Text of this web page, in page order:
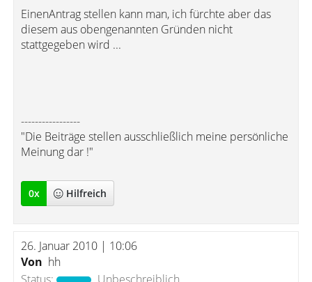
EinenAntrag stellen kann man, ich fürchte aber das
diesem aus obengenannten Gründen nicht
stattgegeben wird ...
-----------------
"Die Beiträge stellen ausschließlich meine persönliche
Meinung dar !"
0x Hilfreich
26. Januar 2010 | 10:06
Von hh